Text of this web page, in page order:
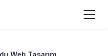
Web Tasarım